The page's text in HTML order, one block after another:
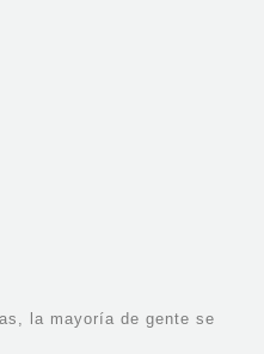
la mayoría de gente se